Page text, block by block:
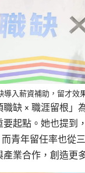
導入薪資補助，留才效
缺 × 職涯留根
起點。她也提到
青年留任率也從
業合作，創造更